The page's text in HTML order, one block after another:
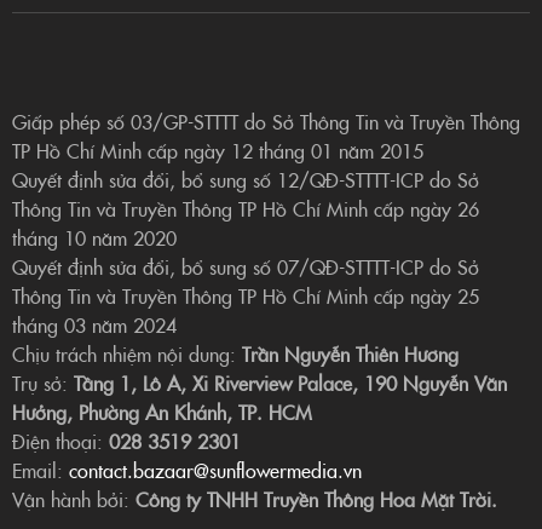
Giấp phép số 03/GP-STTTT do Sở Thông Tin và Truyền Thông
TP Hồ Chí Minh cấp ngày 12 tháng 01 năm 2015
Quyết định sửa đổi, bổ sung số 12/QĐ-STTTT-ICP do Sở
Thông Tin và Truyền Thông TP Hồ Chí Minh cấp ngày 26
tháng 10 năm 2020
Quyết định sửa đổi, bổ sung số 07/QĐ-STTTT-ICP do Sở
Thông Tin và Truyền Thông TP Hồ Chí Minh cấp ngày 25
tháng 03 năm 2024
Chịu trách nhiệm nội dung: Trần Nguyễn Thiên Hương
Trụ sở: Tầng 1, Lô A, Xi Riverview Palace, 190 Nguyễn Văn
Hưởng, Phường An Khánh, TP. HCM
Điện thoại: 028 3519 2301
Email: contact.bazaar@sunflowermedia.vn
Vận hành bởi: Công ty TNHH Truyền Thông Hoa Mặt Trời.